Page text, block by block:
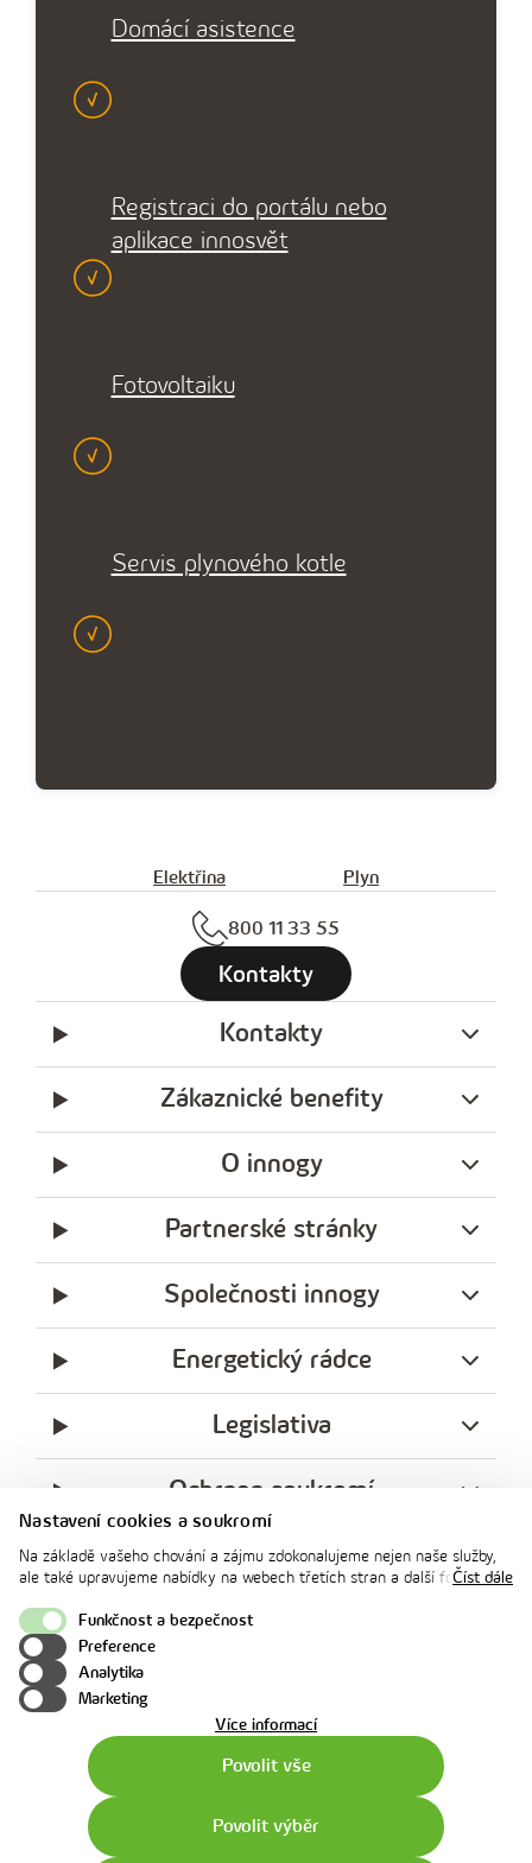
Nastavení cookies a soukromí
Na základě vašeho chování a zájmu zdokonalujeme nejen naše služby,
ale také upravujeme nabídky na webech třetích stran a další formy
souhlasu. Svoje nastavení můžete kdykoliv změnit v zápatí stránky v
„Nastavení soukromí". Více informací o tom, jak se soubory cookies a
osobními údaji pracujeme, včetně možností uplatnění vašich práv,
naleznete na webové stránce v sekci
Číst dále
Funkčnost a bezpečnost
Preference
Analytika
Marketing
Více informacío
Povolit vše
Povolit výběr
Domácí asistence
Registraci do portálu nebo
aplikace innosvět
Fotovoltaiku
Servis plynového kotle
Elektřina Plyn
800 11 33 55
Kontakty
Kontakty
Zákaznické benefity
O innogy
Partnerské stránky
Společnosti innogy
Energetický rádce
Legislativa
Ochrana soukromí
innogy
innogy Premium